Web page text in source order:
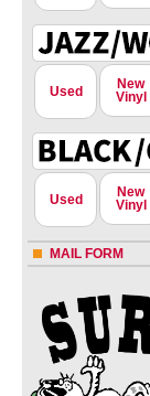
Used
New
Vinyl
Used
New
Vinyl
MAIL FORM